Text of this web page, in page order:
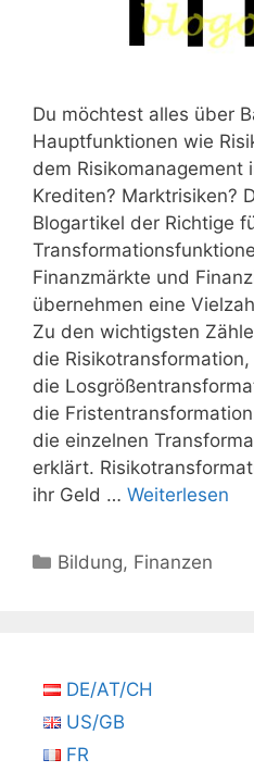
Du möchtest alles über
Hauptfunktionen wie
dem Risikomanagement
Krediten? Marktrisiken?
Blogartikel der Richtige
Finanzmärkte und
übernehmen eine
Zu den wichtigsten
die Risikotransformation,
die
die
die einzelnen
erklärt.
ihr Geld … Weiterlesen
Kategorien
Bildung, Finanzen
DE/AT/CH
US/GB
FR